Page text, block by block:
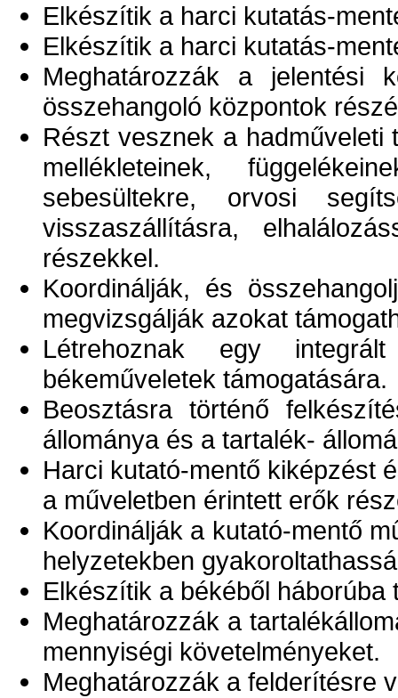
Elkészítik a harci kutatás-
Elkészítik a harci kutatás-
Meghatározzák a jelentési
összehangoló központok
Részt vesznek a
mellékleteinek,
sebesültekre, orvosi
visszaszállításra,
részekkel.
Koordinálják, és
megvizsgálják azokat
Létrehoznak egy
békeműveletek támogatására.
Beosztásra történő
állománya és a tartalék-
Harci kutató-mentő kiképzést
a műveletben érintett erők
Koordinálják a kutató-mentő
helyzetekben
Elkészítik a békéből háborúba
Meghatározzák a
mennyiségi követelményeket.
Meghatározzák a felderítésre